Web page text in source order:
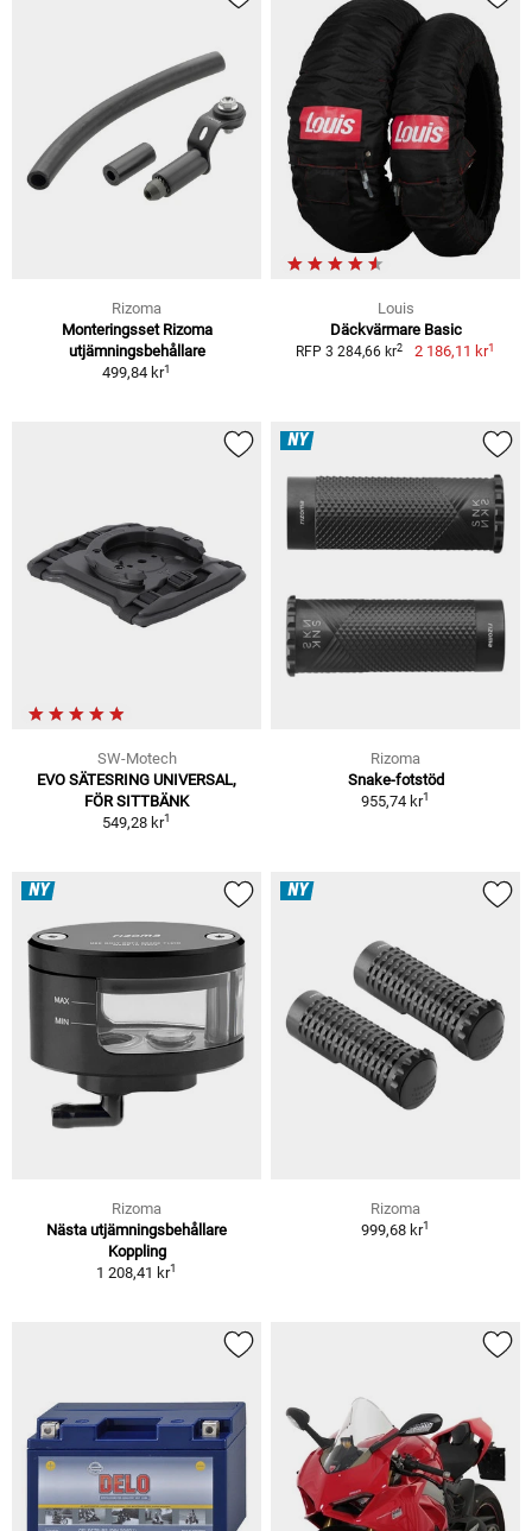
Rizoma
Monteringsset Rizoma
utjämningsbehållare
499,84 kr1
Louis
Däckvärmare Basic
RFP 3 284,66 kr2 2 186,11 kr1
SW-Motech
EVO SÄTESRING UNIVERSAL,
FÖR SITTBÄNK
549,28 kr1
NY
Rizoma
Snake-fotstöd
955,74 kr1
NY
Rizoma
Nästa utjämningsbehållare
Koppling
1 208,41 kr1
NY
Rizoma
999,68 kr1